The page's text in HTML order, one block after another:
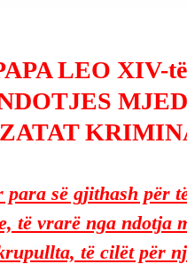
LEO XIV-
së gjithash për
të vrarë nga ndotja
të cilët për